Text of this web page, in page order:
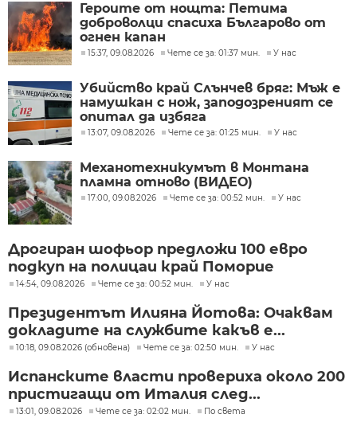
Героите от нощта: Петима
доброволци спасиха Българово от
огнен капан
15:37, 09.08.2026 Чете се за: 01:37 мин. У нас
Убийство край Слънчев бряг: Мъж е
намушкан с нож, заподозреният се
опитал да избяга
13:07, 09.08.2026 Чете се за: 01:25 мин. У нас
Механотехникумът в Монтана
пламна отново (ВИДЕО)
17:00, 09.08.2026 Чете се за: 00:52 мин. У нас
Дрогиран шофьор предложи 100 евро
подкуп на полицаи край Поморие
14:54, 09.08.2026 Чете се за: 00:52 мин. У нас
Президентът Илияна Йотова: Очаквам
докладите на службите какъв е...
10:18, 09.08.2026 (обновена) Чете се за: 02:50 мин. У нас
Испанските власти провериха около 200
пристигащи от Италия след...
13:01, 09.08.2026 Чете се за: 02:02 мин. По света